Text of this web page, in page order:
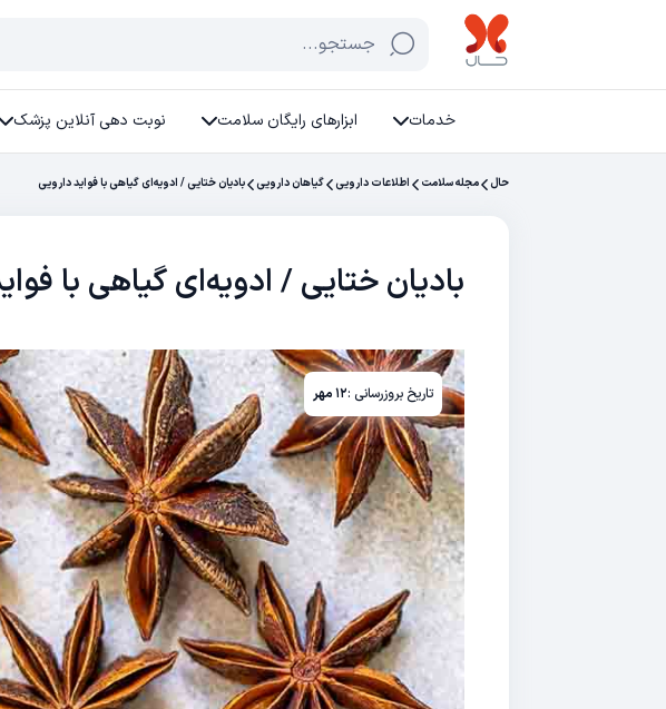
جستجو...
خدمات ابزارهای رایگان سلامت نوبت دهی آنلاین پزشک
حال مجله سلامت اطلاعات دارویی گیاهان دارویی بادیان ختایی / ادویه‌ای گیاهی با فواید دارویی
بادیان ختایی / ادویه‌ای گیاهی با
تاریخ بروزرسانی :۱۲ مهر